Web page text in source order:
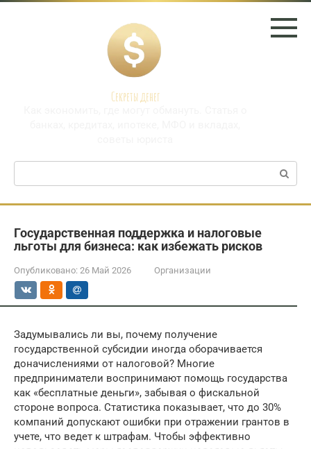
Перейти
Секреты денег
Поиск:
Государственная поддержка и налоговые
льготы для бизнеса: как избежать рисков
Опубликовано: 26 Май 2026 Организации
Задумывались ли вы, почему получение
государственной субсидии иногда оборачивается
доначислениями от налоговой? Многие
предприниматели воспринимают помощь государства
как «бесплатные деньги», забывая о фискальной
стороне вопроса. Статистика показывает, что до 30%
компаний допускают ошибки при отражении грантов в
учете, что ведет к штрафам. Чтобы эффективно